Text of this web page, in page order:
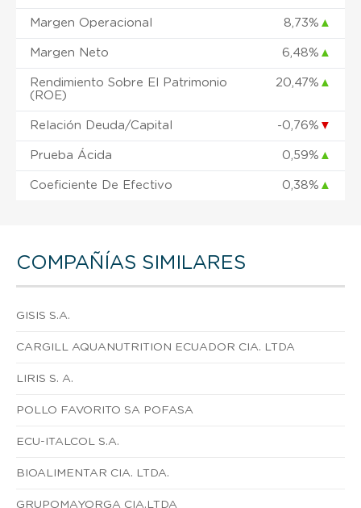
Margen Operacional 8,73% ▲
Margen Neto 6,48% ▲
Rendimiento Sobre El Patrimonio
(ROE)
20,47% ▲
Relación Deuda/Capital -0,76% ▼
Prueba Ácida 0,59% ▲
Coeficiente De Efectivo 0,38% ▲
COMPAÑÍAS SIMILARES
GISIS S.A.
CARGILL AQUANUTRITION ECUADOR CIA. LTDA
LIRIS S. A.
POLLO FAVORITO SA POFASA
ECU-ITALCOL S.A.
BIOALIMENTAR CIA. LTDA.
GRUPOMAYORGA CIA.LTDA